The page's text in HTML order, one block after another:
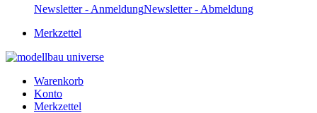
Newsletter - AnmeldungNewsletter - Abmeldung
Merkzettel
Warenkorb
Konto
Merkzettel